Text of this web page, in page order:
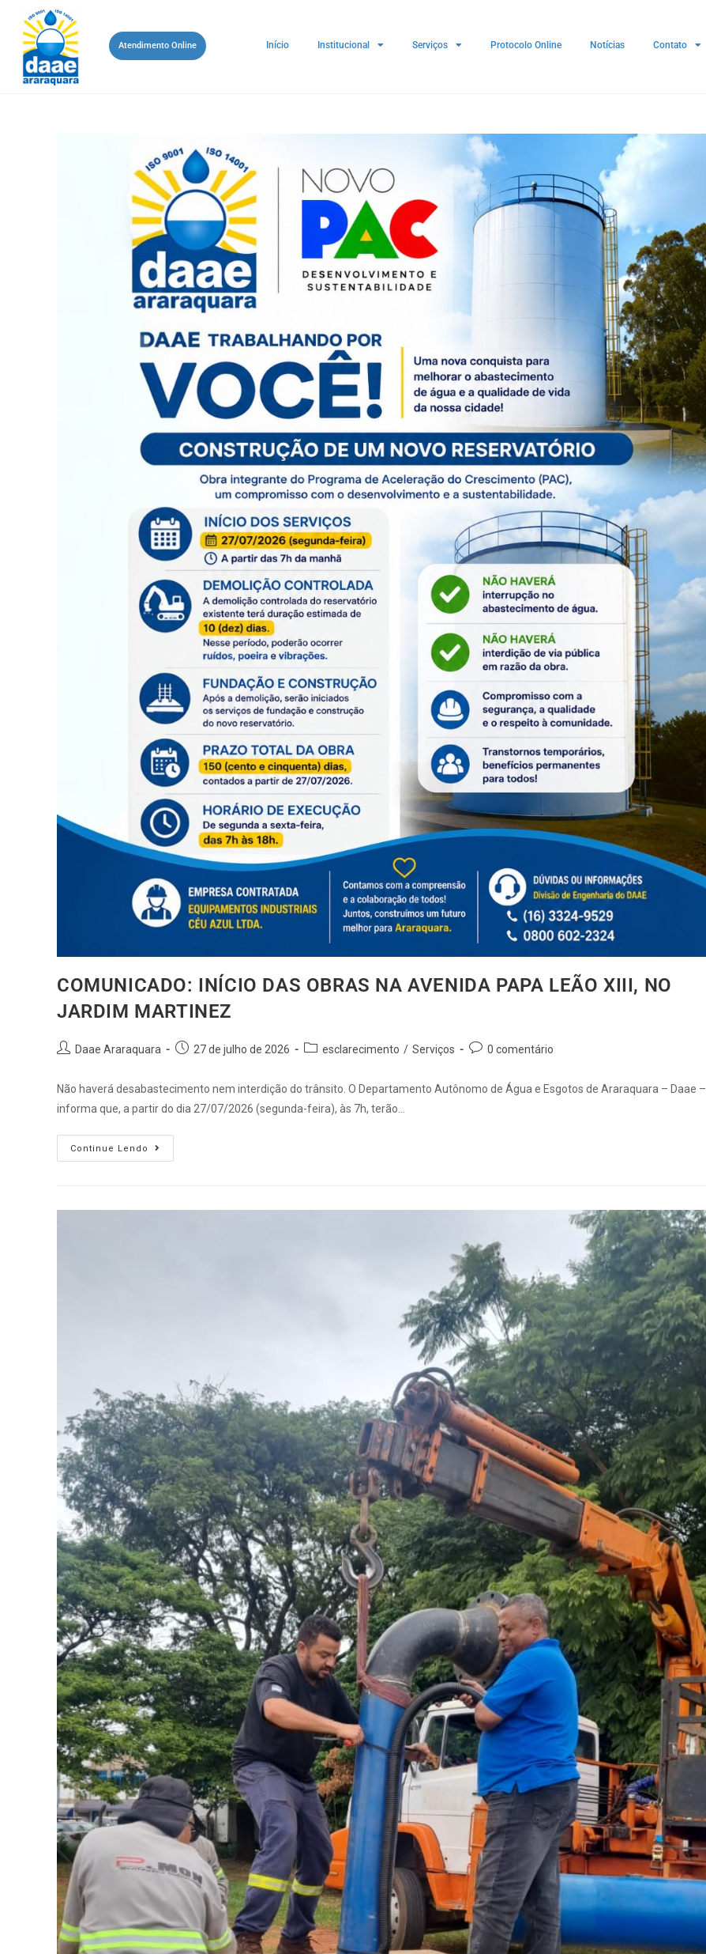
Atendimento Online Início Institucional Serviços Protocolo Online Notícias Contato
COMUNICADO: INÍCIO DAS OBRAS NA AVENIDA PAPA LEÃO XIII, NO
JARDIM MARTINEZ
Daae Araraquara 27 de julho de 2026 esclarecimento / Serviços 0 comentário
Não haverá desabastecimento nem interdição do trânsito. O Departamento Autônomo de Água e Esgotos de Araraquara – Daae –
informa que, a partir do dia 27/07/2026 (segunda-feira), às 7h, terão…
Continue Lendo